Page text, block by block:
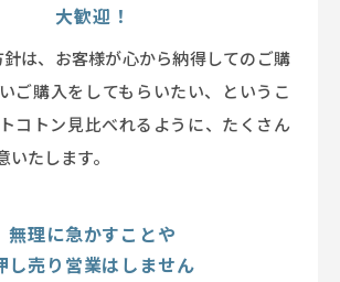
大歓迎！
針は、お客様が心から納得してのご購
ご購入をしてもらいたい、というこ
コトン見比べれるように、たくさん
たします。
無理に急かすことや
し売り営業はしません